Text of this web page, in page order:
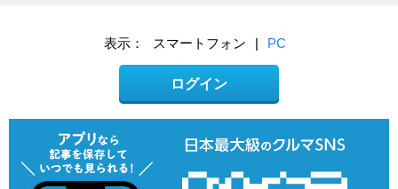
表示： スマートフォン | PC
ログイン